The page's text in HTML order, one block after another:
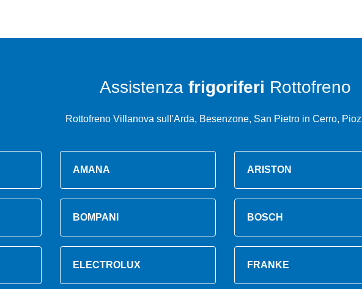
Assistenza frigoriferi Rottofreno
Rottofreno Villanova sull'Arda, Besenzone, San Pietro in Cerro,
AMANA ARISTON
BOMPANI BOSCH
ELECTROLUX FRANKE